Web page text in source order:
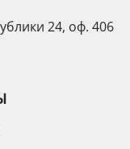
24, оф. 406